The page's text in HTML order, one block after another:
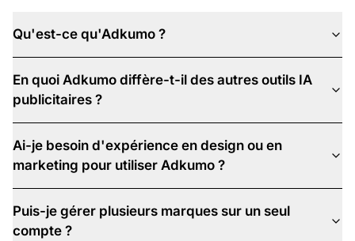
Qu'est-ce qu'Adkumo ?
En quoi Adkumo diffère-t-il des autres outils IA
publicitaires ?
Ai-je besoin d'expérience en design ou en
marketing pour utiliser Adkumo ?
Puis-je gérer plusieurs marques sur un seul
compte ?